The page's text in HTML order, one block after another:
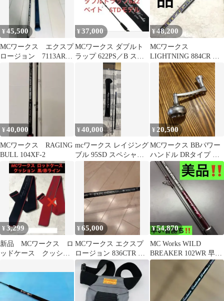
¥45,500
MCワークス エクスプ
ロージョン 7113AR 送
¥37,000
MCワークス ダブルト
ラップ 622PS／B スタ
¥48,200
MCワークス
LIGHTNING 884CR シ
ョアジギングロッド
限定希少
¥40,000
MCワークス RAGING
BULL 104XF-2
¥40,000
mcワークス レイジング
ブル 95SD スペシャル
¥ 20,500
MCワークス BBパワー
ハンドル DRタイプ ダ
イワ右巻き軸のみ
¥3,299
新品 MCワークス ロ
ッドケース クッショ
¥65,000
MCワークス エクスプ
ロージョン 836CTR コ
ルクモデル
¥54,870
MC Works WILD
BREAKER 102WR 早い
者勝ち‼️